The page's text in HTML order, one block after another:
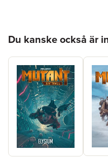
Du kanske också är